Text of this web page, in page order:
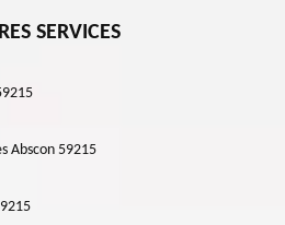
SERVICES
Abscon 59215